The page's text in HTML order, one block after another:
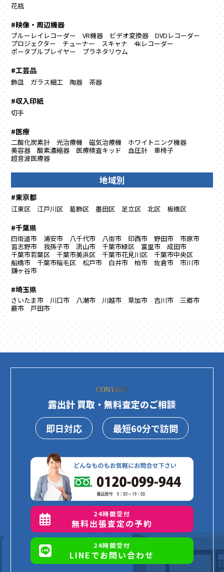
花瓶
#映像・周辺機器
ブルーレイレコーダー VR機器 ビデオ変換器
DVDレコーダー
プロジェクター
チューナー スキャナ
4kレコーダー
ポータブルプレイヤー
プラネタリウム
#工芸品
飾皿 ガラス細工 陶器 茶器
#収入印紙
切手
#医療
二酸化炭素計 光治療機 磁気治療機
ホワイトニング機器
美容器
酸素濃縮器 医療検査キッド 血圧計
車椅子
超音波医療器
地域別
#東京都
江東区 江戸川区 葛飾区 墨田区 足立区 北区 板橋区
#千葉県
四街道市 浦安市 八千代市 八街市 印西市 野田市
市原市
習志野市
我孫子市 流山市 千葉市緑区 富里市
成田市
千葉市若葉区
千葉市美浜区 千葉市花見川区
千葉市中央区
船橋市
千葉市稲毛区 松戸市 白井市 柏市 佐倉市
市川市
鎌ヶ谷市
#埼玉県
さいたま市 川口市 八潮市 川越市 草加市 吉川市
三郷市
蕨市
戸田市
CONTACT
露出計 買取・無料査定のご相談
即日対応
最短60分で訪問
24時間受付
無料出張査定の予約
24時間受付
LINEでお問い合わせ